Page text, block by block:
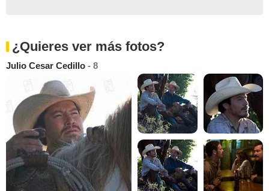
¿Quieres ver más fotos?
Julio Cesar Cedillo - 8